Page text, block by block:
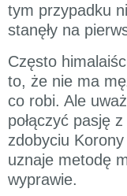
tym przypadku
stanęły na
Często
to, że nie ma
co robi. Ale
połączyć pasję
zdobyciu
uznaje metodę
wyprawie.